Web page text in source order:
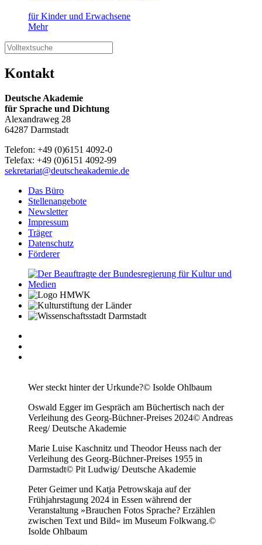
für Kinder und Erwachsene
Mehr
Kontakt
Deutsche Akademie
für Sprache und Dichtung
Alexandraweg 28
64287 Darmstadt
Telefon: +49 (0)6151 4092-0
Telefax: +49 (0)6151 4092-99
sekretariat@deutscheakademie.de
Das Büro
Stellenangebote
Newsletter
Impressum
Träger
Datenschutz
Förderer
Wer steckt hinter der Urkunde?© Isolde Ohlbaum
Oswald Egger im Gespräch am Büchertisch nach der
Verleihung des Georg-Büchner-Preises 2024© Andreas
Reeg/ Deutsche Akademie
Marie Luise Kaschnitz und Theodor Heuss nach der
Verleihung des Georg-Büchner-Preises 1955 in
Darmstadt© Pit Ludwig/ Deutsche Akademie
Peter Geimer und Katja Petrowskaja auf der
Frühjahrstagung 2024 in Essen während der
Veranstaltung »Brauchen Fotos Sprache? Erzählen
zwischen Text und Bild« im Museum Folkwang.©
Isolde Ohlbaum